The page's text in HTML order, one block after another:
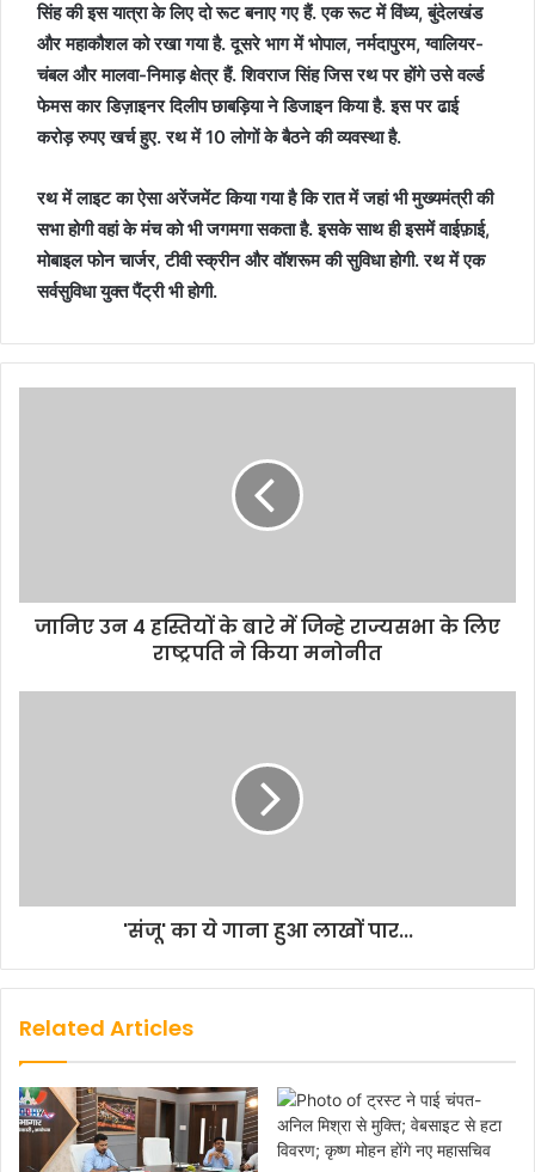
सिंह की इस यात्रा के लिए दो रूट बनाए गए हैं. एक रूट में विंध्य, बुंदेलखंड
और महाकौशल को रखा गया है. दूसरे भाग में भोपाल, नर्मदापुरम, ग्वालियर-
चंबल और मालवा-निमाड़ क्षेत्र हैं. शिवराज सिंह जिस रथ पर होंगे उसे वर्ल्ड
फेमस कार डिज़ाइनर दिलीप छाबड़िया ने डिजाइन किया है. इस पर ढाई
करोड़ रुपए खर्च हुए. रथ में 10 लोगों के बैठने की व्यवस्था है.
रथ में लाइट का ऐसा अरेंजमेंट किया गया है कि रात में जहां भी मुख्यमंत्री की
सभा होगी वहां के मंच को भी जगमगा सकता है. इसके साथ ही इसमें वाईफ़ाई,
मोबाइल फोन चार्जर, टीवी स्क्रीन और वॉशरूम की सुविधा होगी. रथ में एक
सर्वसुविधा युक्त पैंट्री भी होगी.
जानिए उन 4 हस्तियों के बारे में जिन्हे राज्यसभा के लिए
राष्ट्रपति ने किया मनोनीत
'संजू' का ये गाना हुआ लाखों पार...
Related Articles